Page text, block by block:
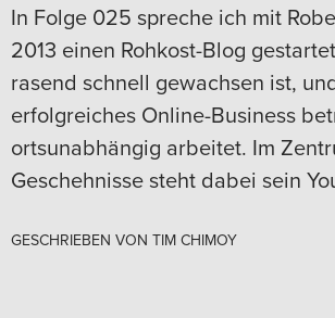
In Folge 025 spreche ich mit
2013 einen Rohkost-Blog
rasend schnell gewachsen ist,
erfolgreiches Online-Business
ortsunabhängig arbeitet. Im
Geschehnisse steht dabei sein
GESCHRIEBEN VON TIM CHIMOY